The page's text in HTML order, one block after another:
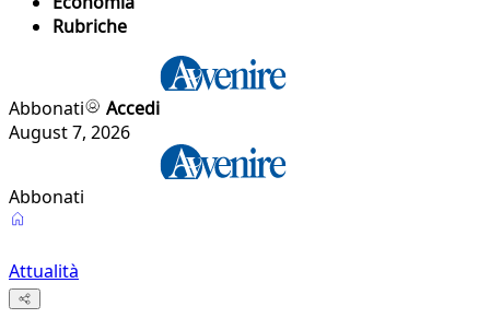
Rubriche
Abbonati
Accedi
August 7, 2026
Abbonati
Attualità